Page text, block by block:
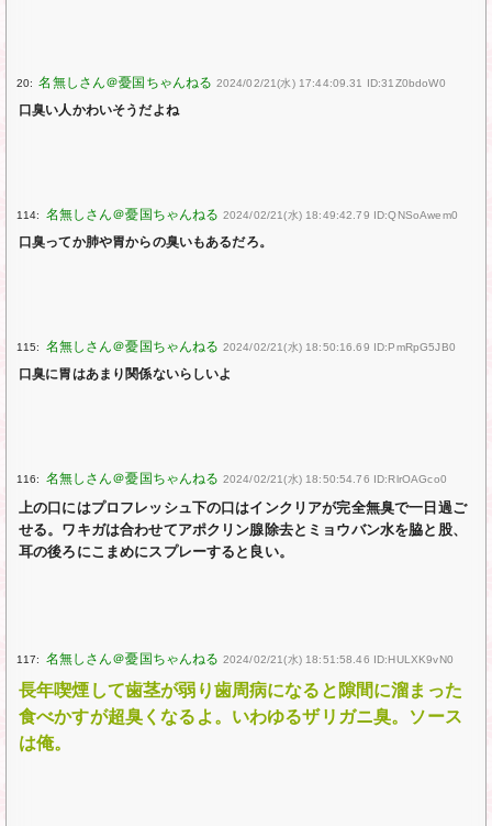
20: 2024/02/21(水) 17:44:09.31 ID:31Z0bdoW0
口臭い人かわいそうだよね
114: 2024/02/21(水) 18:49:42.79 ID:QNSoAwem0
口臭ってか肺や胃からの臭いもあるだろ。
115: 2024/02/21(水) 18:50:16.69 ID:PmRpG5JB0
口臭に胃はあまり関係ないらしいよ
116: 2024/02/21(水) 18:50:54.76 ID:RlrOAGco0
上の口にはプロフレッシュ下の口はインクリアが完全無臭で一日過ご
せる。ワキガは合わせてアポクリン腺除去とミョウバン水を脇と股、
耳の後ろにこまめにスプレーすると良い。
117: 2024/02/21(水) 18:51:58.46 ID:HULXK9vN0
長年喫煙して歯茎が弱り歯周病になると隙間に溜まった
食べかすが超臭くなるよ。いわゆるザリガニ臭。ソース
は俺。